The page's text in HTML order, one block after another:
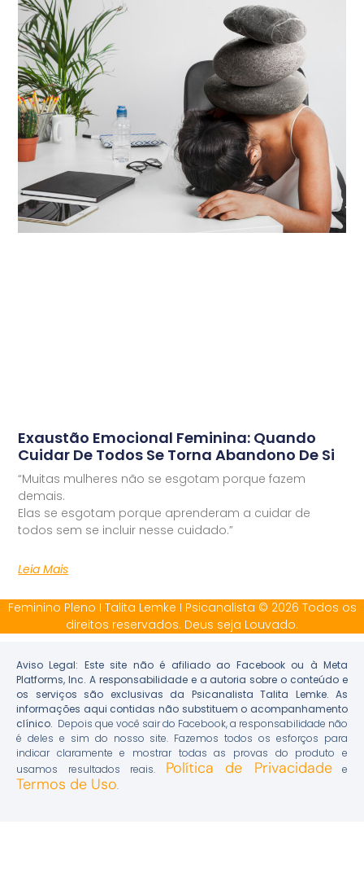
Exaustão Emocional Feminina: Quando
Cuidar De Todos Se Torna Abandono De Si
“Muitas mulheres não se esgotam porque fazem
demais.
Elas se esgotam porque aprenderam a cuidar de
todos sem se incluir nesse cuidado.”
Leia Mais
Feminino Pleno I Talita Lemke I Psicanalista © 2026 Todos os
direitos reservados. Deus seja Louvado.
Aviso Legal: Este site não é afiliado ao Facebook ou à Meta
Platforms, Inc. A responsabilidade e a autoria sobre o conteúdo e
os serviços são exclusivas da Psicanalista Talita Lemke. As
informações aqui contidas não substituem o acompanhamento
clínico. Depois que você sair do Facebook, a responsabilidade não
é deles e sim do nosso site. Fazemos todos os esforços para
indicar claramente e mostrar todas as provas do produto e
usamos resultados reais. Política de Privacidadee
Termos de Uso.